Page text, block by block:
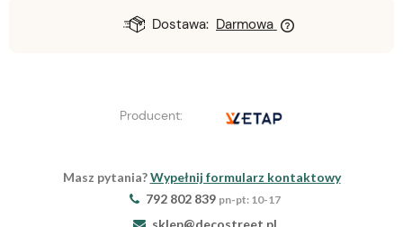
Dostawa: Darmowa
Producent:
Masz pytania?Wypełnij formularz kontaktowy
792 802 839 pn-pt: 10-17
sklep@decostreet.pl